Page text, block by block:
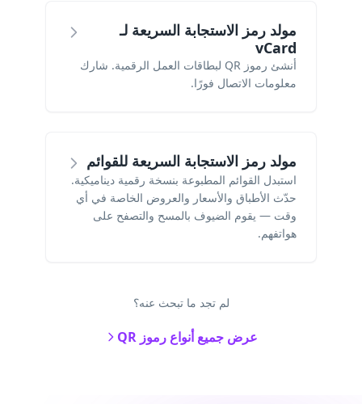
مولد رمز الاستجابة السريعة لـ
vCard
أنشئ رموز QR لبطاقات العمل الرقمية. شارك
معلومات الاتصال فورًا.
مولد رمز الاستجابة السريعة للقوائم
استبدل القوائم المطبوعة بنسخة رقمية ديناميكية.
حدّث الأطباق والأسعار والعروض الخاصة في أي
وقت — يقوم الضيوف بالمسح والتصفح على
هواتفهم.
لم تجد ما تبحث عنه؟
عرض جميع أنواع رموز QR